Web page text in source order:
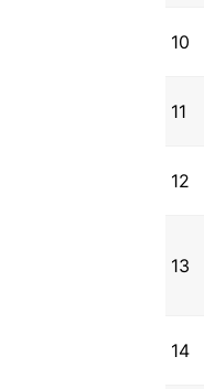
10
11
12
13
14